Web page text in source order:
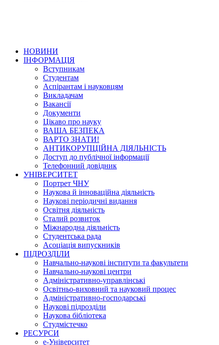
НОВИНИ
ІНФОРМАЦІЯ
Вступникам
Студентам
Аспірантам і науковцям
Викладачам
Вакансії
Документи
Цікаво про науку
ВАША БЕЗПЕКА
ВАРТО ЗНАТИ!
АНТИКОРУПЦІЙНА ДІЯЛЬНІСТЬ
Доступ до публічної інформації
Телефонний довідник
УНІВЕРСИТЕТ
Портрет ЧНУ
Наукова й інноваційна діяльність
Наукові періодичні видання
Освітня діяльність
Сталий розвиток
Міжнародна діяльність
Студентська рада
Асоціація випускників
ПІДРОЗДІЛИ
Навчально-наукові інститути та факультети
Навчально-наукові центри
Адміністративно-управлінські
Освітньо-виховний та науковий процес
Адміністративно-господарські
Наукові підрозділи
Наукова бібліотека
Студмістечко
РЕСУРСИ
е-Університет